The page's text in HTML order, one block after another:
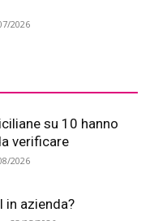
2026
su 10 hanno
verificare
2026
in azienda?